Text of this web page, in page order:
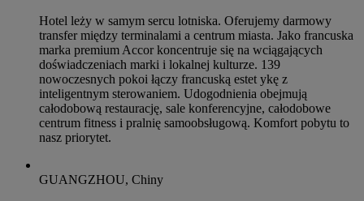
Hotel leży w samym sercu lotniska. Oferujemy darmowy
transfer między terminalami a centrum miasta. Jako francuska
marka premium Accor koncentruje się na wciągających
doświadczeniach marki i lokalnej kulturze. 139
nowoczesnych pokoi łączy francuską estet ykę z
inteligentnym sterowaniem. Udogodnienia obejmują
całodobową restaurację, sale konferencyjne, całodobowe
centrum fitness i pralnię samoobsługową. Komfort pobytu to
nasz priorytet.
GUANGZHOU, Chiny